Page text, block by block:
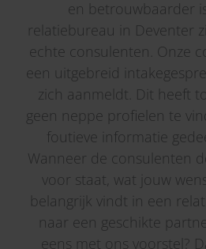
en betrouwbaarder
relatiebureau in Deventer
echte consulenten. Onze
een uitgebreid
zich aanmeldt. Dit heeft
geen neppe profielen te
foutieve informatie
Wanneer de consulenten
voor staat, wat jouw
belangrijk vindt in een
naar een geschikte
eens met ons voorstel?